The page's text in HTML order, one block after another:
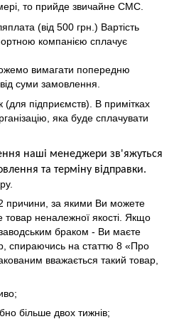
то прийде звичайне СМС.
(від 500 грн.) Вартість
компанією сплачує
вимагати попередню
суми замовлення.
(для підприємств). В примітках
яка буде сплачувати
наші менеджери зв'яжуться
та терміну відправки.
2 причини, за якими Ви можете
неналежної якості. Якщо
браком - Ви маєте
спираючись на статтю 8 «Про
вважається такий товар,
більше двох тижнів;